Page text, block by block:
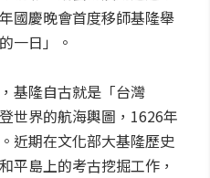
國慶晚會首度移師基隆舉
一日」。
基隆自古就是「台灣
世界的航海輿圖，1626年
近期在文化部大基隆歷史
平島上的考古挖掘工作，